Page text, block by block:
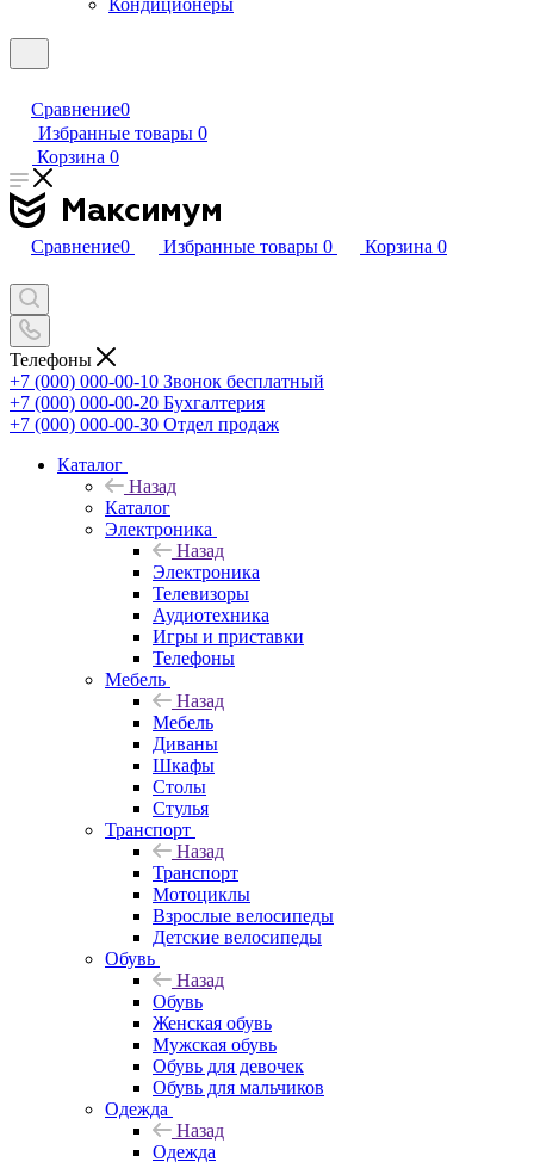
Кондиционеры
Сравнение0
Избранные товары 0
Корзина 0
Сравнение0 Избранные товары 0 Корзина 0
Телефоны
+7 (000) 000-00-10 Звонок бесплатный
+7 (000) 000-00-20 Бухгалтерия
+7 (000) 000-00-30 Отдел продаж
Каталог
Назад
Каталог
Электроника
Назад
Электроника
Телевизоры
Аудиотехника
Игры и приставки
Телефоны
Мебель
Назад
Мебель
Диваны
Шкафы
Столы
Стулья
Транспорт
Назад
Транспорт
Мотоциклы
Взрослые велосипеды
Детские велосипеды
Обувь
Назад
Обувь
Женская обувь
Мужская обувь
Обувь для девочек
Обувь для мальчиков
Одежда
Назад
Одежда